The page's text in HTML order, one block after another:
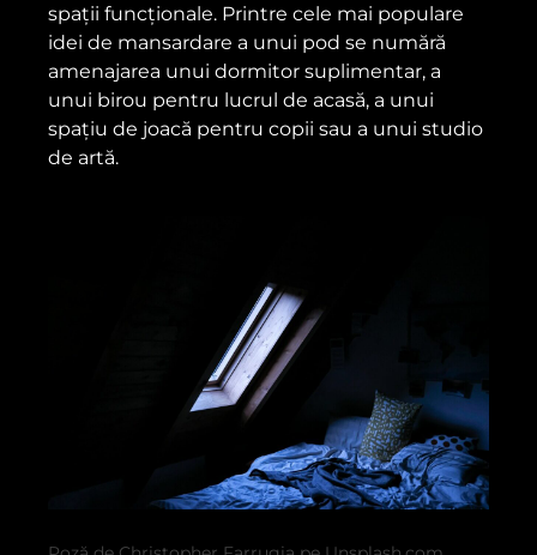
spații funcționale. Printre cele mai populare
idei de mansardare a unui pod se numără
amenajarea unui dormitor suplimentar, a
unui birou pentru lucrul de acasă, a unui
spațiu de joacă pentru copii sau a unui studio
de artă.